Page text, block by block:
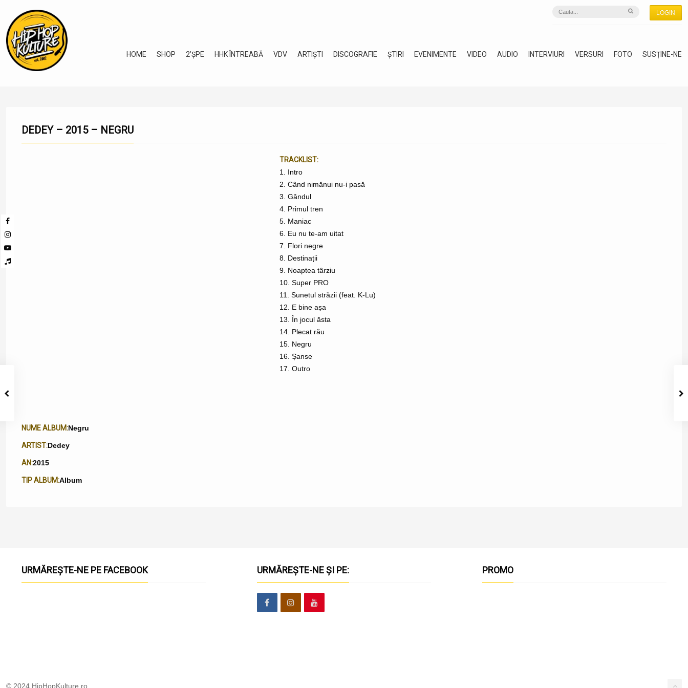
LOGIN
HOME SHOP 2’ȘPE HHK ÎNTREABĂ VDV ARTIȘTI DISCOGRAFIE ȘTIRI EVENIMENTE VIDEO AUDIO INTERVIURI VERSURI FOTO SUSȚINE-NE
DEDEY – 2015 – NEGRU
TRACKLIST:
1. Intro
2. Când nimănui nu-i pasă
3. Gândul
4. Primul tren
5. Maniac
6. Eu nu te-am uitat
7. Flori negre
8. Destinații
9. Noaptea târziu
10. Super PRO
11. Sunetul străzii (feat. K-Lu)
12. E bine așa
13. În jocul ăsta
14. Plecat rău
15. Negru
16. Șanse
17. Outro
NUME ALBUM:Negru
ARTIST:Dedey
AN:2015
TIP ALBUM:Album
URMĂREȘTE-NE PE FACEBOOK URMĂREȘTE-NE ȘI PE: PROMO
© 2024 HipHopKulture.ro